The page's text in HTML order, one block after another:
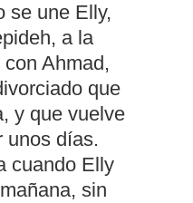
se une Elly,
a la
Ahmad,
que
y que vuelve
unos días.
cuando Elly
sin